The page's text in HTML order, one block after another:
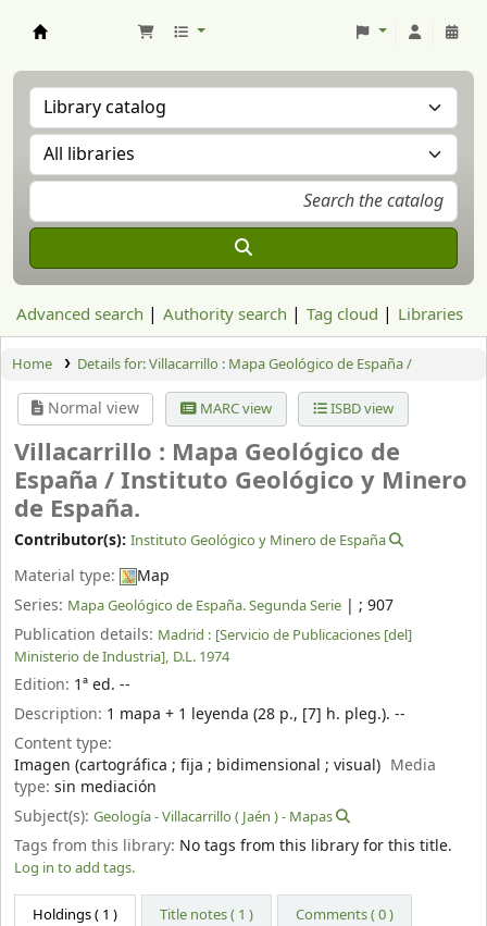
Advanced search Authority search Tag cloud Libraries
Home Details for:Villacarrillo : Mapa Geológico de España /
Normal view MARC view ISBD view
Villacarrillo : Mapa Geológico de
España /Instituto Geológico y Minero
de España.
Contributor(s): Instituto Geológico y Minero de España
Material type:
Map
Series: Mapa Geológico de España. Segunda Serie | ; 907
Publication details: Madrid : [Servicio de Publicaciones [del]
Ministerio de Industria], D.L. 1974
Edition: 1ª ed. --
Description: 1 mapa + 1 leyenda (28 p., [7] h. pleg.). --
Content type:
Imagen (cartográfica ; fija ; bidimensional ; visual) Media
type: sin mediación
Subject(s): Geología - Villacarrillo ( Jaén ) - Mapas
Tags from this library: No tags from this library for this title.
Log in to add tags.
Holdings( 1 ) Title notes ( 1 ) Comments ( 0 )